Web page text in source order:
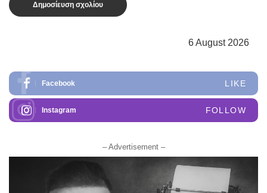
6 August 2026
Facebook LIKE
Instagram FOLLOW
– Advertisement –